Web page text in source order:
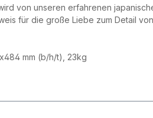
von unseren erfahrenen
für die große Liebe zum Detail
mm (b/h/t), 23kg